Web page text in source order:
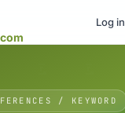
Log in
/ KEYWORD